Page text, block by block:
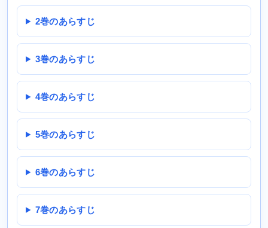
2巻のあらすじ
3巻のあらすじ
4巻のあらすじ
5巻のあらすじ
6巻のあらすじ
7巻のあらすじ